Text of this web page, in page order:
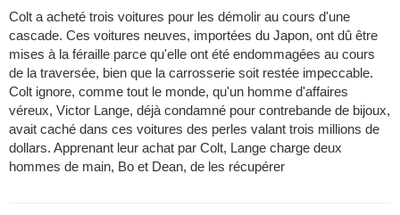
Colt a acheté trois voitures pour les démolir au cours d'une
cascade. Ces voitures neuves, importées du Japon, ont dû être
mises à la féraille parce qu'elle ont été endommagées au cours
de la traversée, bien que la carrosserie soit restée impeccable.
Colt ignore, comme tout le monde, qu'un homme d'affaires
véreux, Victor Lange, déjà condamné pour contrebande de bijoux,
avait caché dans ces voitures des perles valant trois millions de
dollars. Apprenant leur achat par Colt, Lange charge deux
hommes de main, Bo et Dean, de les récupérer